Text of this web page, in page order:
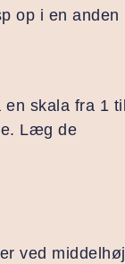
op i en anden
skala fra 1 til
Læg de
ved middelhøj